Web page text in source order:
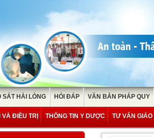
SÁT HÀI LÒNG HỎI ĐÁP VĂN BẢN PHÁP QUY
ĐIỀU TRỊ THÔNG TIN Y DƯỢC TƯ VẤN